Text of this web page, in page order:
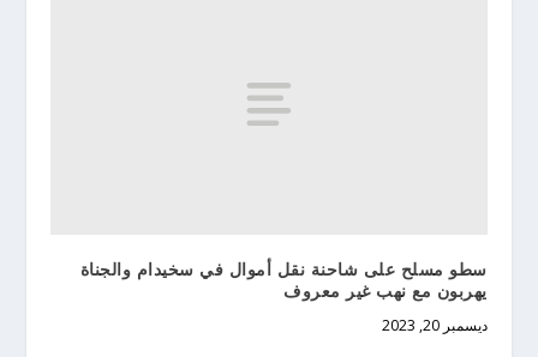
سطو مسلح على شاحنة نقل أموال في سخيدام والجناة
يهربون مع نهب غير معروف
ديسمبر 20, 2023